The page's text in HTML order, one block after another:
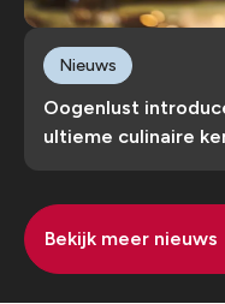
Oogenlust
ultieme culinaire
Nieuws
Bekijk meer nieuws